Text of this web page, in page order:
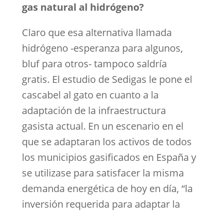
gas natural al hidrógeno?
Claro que esa alternativa llamada
hidrógeno -esperanza para algunos,
bluf para otros- tampoco saldría
gratis. El estudio de Sedigas le pone el
cascabel al gato en cuanto a la
adaptación de la infraestructura
gasista actual. En un escenario en el
que se adaptaran los activos de todos
los municipios gasificados en España y
se utilizase para satisfacer la misma
demanda energética de hoy en día, “la
inversión requerida para adaptar la